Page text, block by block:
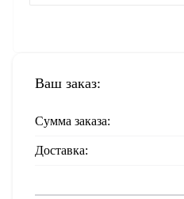
Ваш заказ:
Сумма заказа:
Доставка: